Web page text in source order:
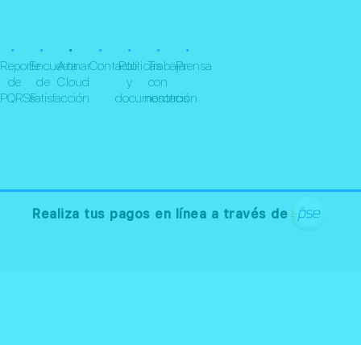
•
Reporte
de
PQRSF
•
Encuesta
de
satisfacción
•
Annar
Cloud
•
Contacto
•
Políticas
y
documentación
•
Trabaja
con
nosotros
•
Prensa
Realiza tus pagos en línea a través de